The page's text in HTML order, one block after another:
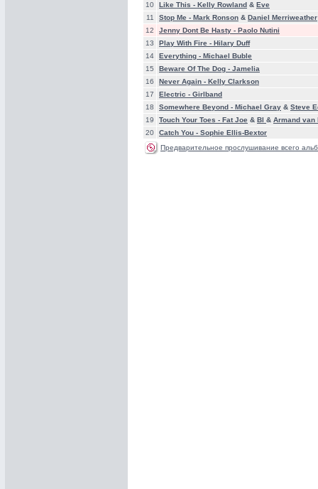
10
Like This - Kelly Rowland & Eve
11
Stop Me - Mark Ronson & Daniel Merriweather
12
Jenny Dont Be Hasty - Paolo Nutini
13
Play With Fire - Hilary Duff
14
Everything - Michael Buble
15
Beware Of The Dog - Jamelia
16
Never Again - Kelly Clarkson
17
Electric - Girlband
18
Somewhere Beyond - Michael Gray & Steve
19
Touch Your Toes - Fat Joe & Bl & Armand van
20
Catch You - Sophie Ellis-Bextor
Предварительное прослушивание всего